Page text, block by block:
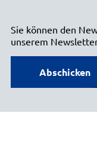
Sie können den
unserem
Abschicken